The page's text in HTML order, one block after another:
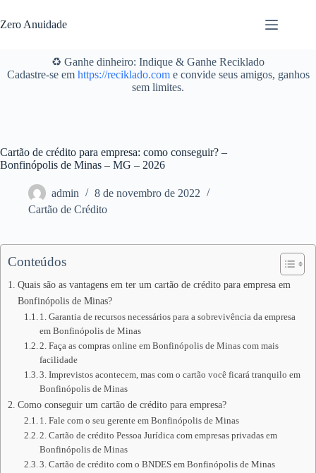
para
o
Zero Anuidade
♻️ Ganhe dinheiro: Indique & Ganhe Reciklado
Cadastre-se em https://reciklado.come convide seus amigos, ganhos
sem limites.
Cartão de crédito para empresa: como conseguir? –
Bonfinópolis de Minas – MG – 2026
admin
8 de novembro de 2022
Cartão de Crédito
Conteúdos
Quais são as vantagens em ter um cartão de crédito para empresa em
Bonfinópolis de Minas?
1. Garantia de recursos necessários para a sobrevivência da empresa
em Bonfinópolis de Minas
2. Faça as compras online em Bonfinópolis de Minas com mais
facilidade
3. Imprevistos acontecem, mas com o cartão você ficará tranquilo em
Bonfinópolis de Minas
Como conseguir um cartão de crédito para empresa?
1. Fale com o seu gerente em Bonfinópolis de Minas
2. Cartão de crédito Pessoa Jurídica com empresas privadas em
Bonfinópolis de Minas
3. Cartão de crédito com o BNDES em Bonfinópolis de Minas